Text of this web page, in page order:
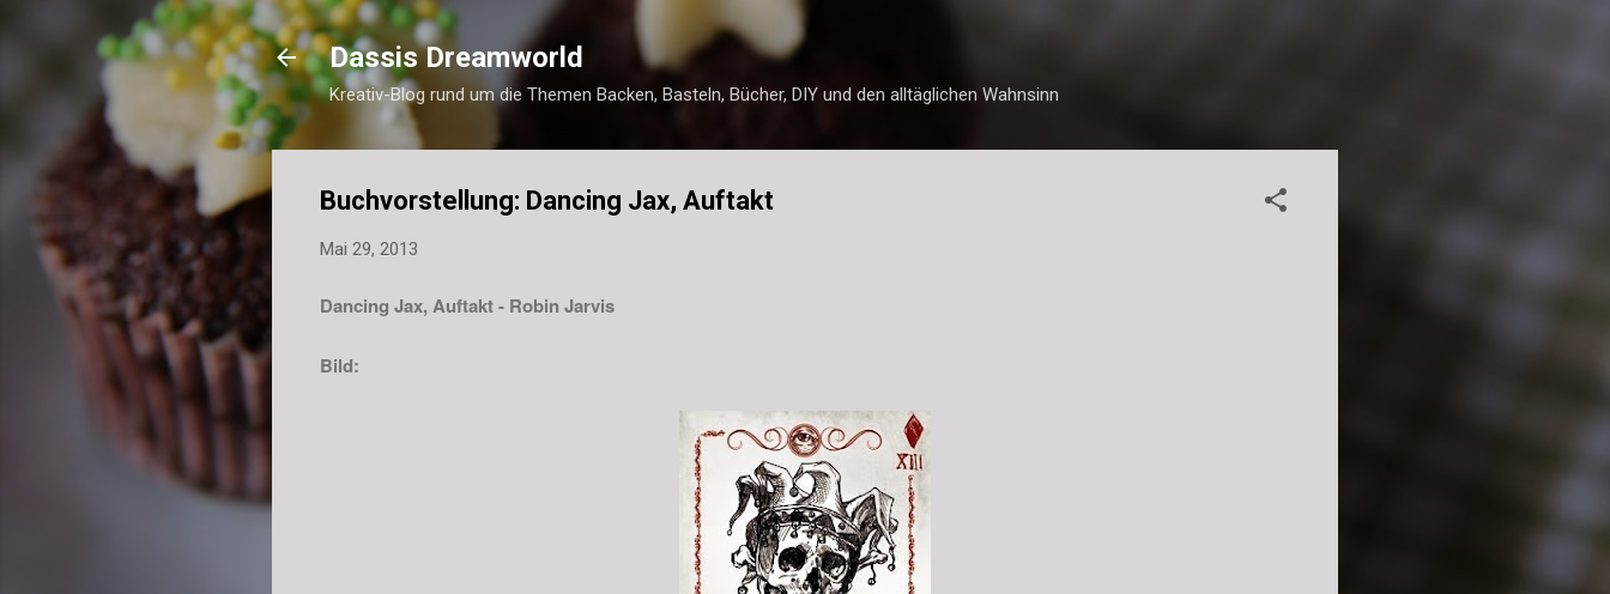
Direkt zum Hauptbereich
Dassis Dreamworld
Kreativ-Blog rund um die Themen Backen, Basteln, Bücher, DIY und den alltäglichen Wahnsinn
Buchvorstellung: Dancing Jax, Auftakt
Mai 29, 2013
Dancing Jax, Auftakt - Robin Jarvis
Bild: